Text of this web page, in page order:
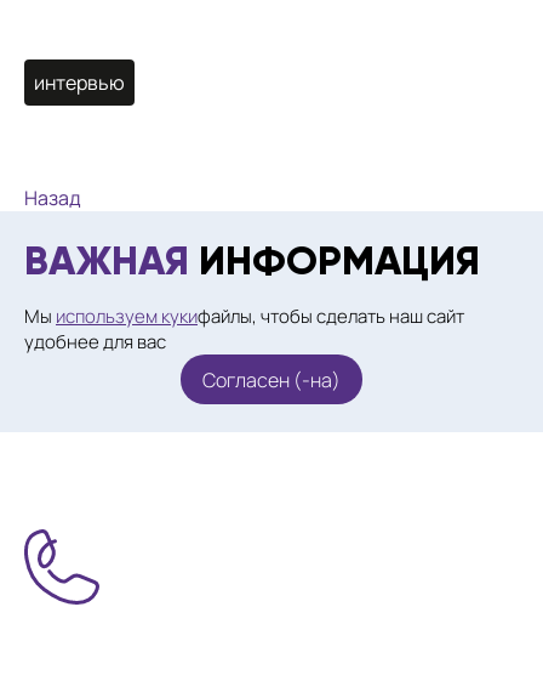
интервью
Назад
ВАЖНАЯ ИНФОРМАЦИЯ
Мы используем кукифайлы, чтобы сделать наш сайт
удобнее для вас
Согласен (-на)